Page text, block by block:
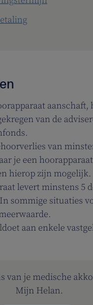
aanschaft,
van de
van
je een
hierop zijn mogelijk.
levert minstens 5
sommige situaties
aan enkele
van je medische
Mijn Helan.